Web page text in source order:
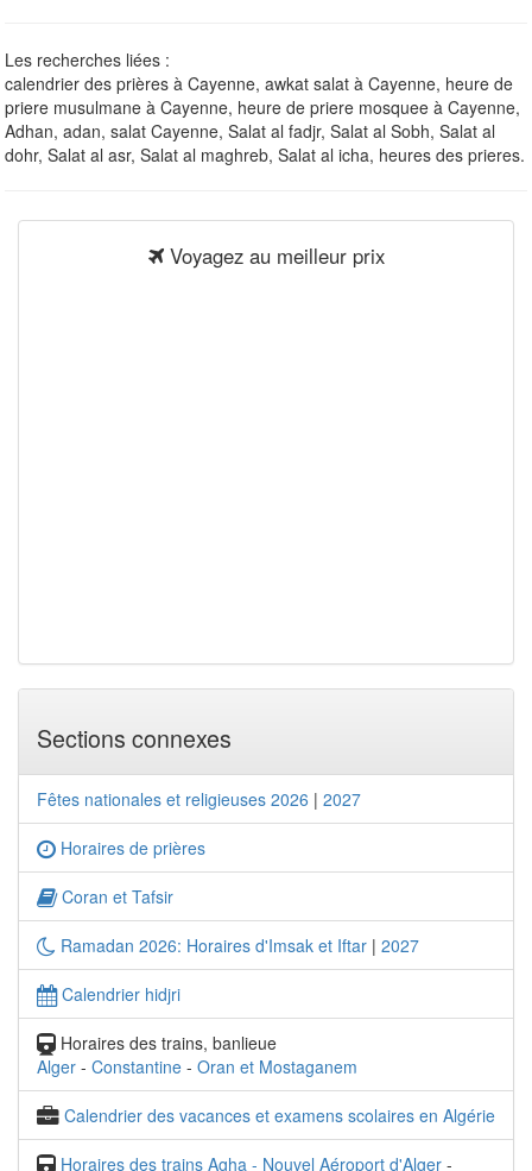
Les recherches liées :
calendrier des prières à Cayenne, awkat salat à Cayenne, heure de
priere musulmane à Cayenne, heure de priere mosquee à Cayenne,
Adhan, adan, salat Cayenne, Salat al fadjr, Salat al Sobh, Salat al
dohr, Salat al asr, Salat al maghreb, Salat al icha, heures des prieres.
Voyagez au meilleur prix
Sections connexes
Fêtes nationales et religieuses 2026 | 2027
Horaires de prières
Coran et Tafsir
Ramadan 2026: Horaires d'Imsak et Iftar | 2027
Calendrier hidjri
Horaires des trains, banlieue
Alger - Constantine - Oran et Mostaganem
Calendrier des vacances et examens scolaires en Algérie
Horaires des trains Agha - Nouvel Aéroport d'Alger -